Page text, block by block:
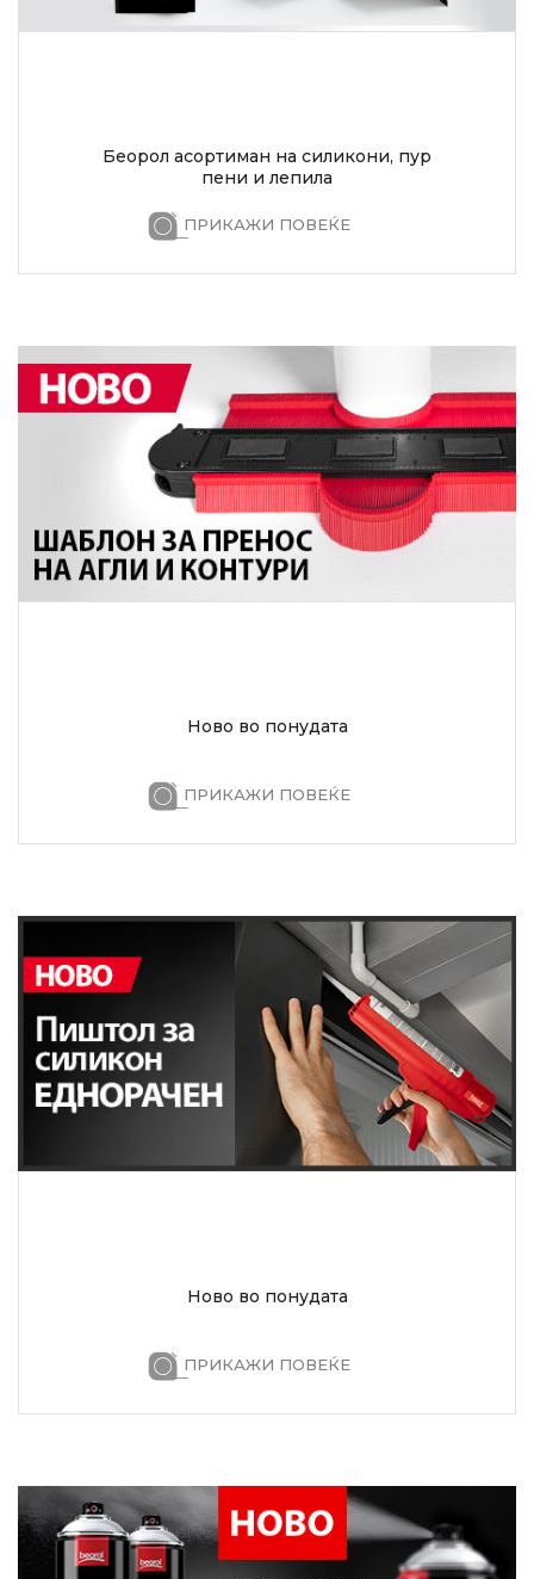
Беорол асортиман на силикони, пур
пени и лепила
ПРИКАЖИ ПОВЕЌЕ
Ново во понудата
ПРИКАЖИ ПОВЕЌЕ
Ново во понудата
ПРИКАЖИ ПОВЕЌЕ